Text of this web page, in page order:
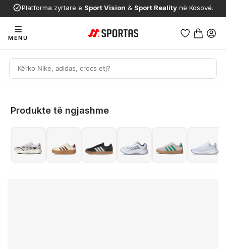
Platforma zyrtare e Sport Vision & Sport Reality në Kosovë.
MENU
Produkte të ngjashme